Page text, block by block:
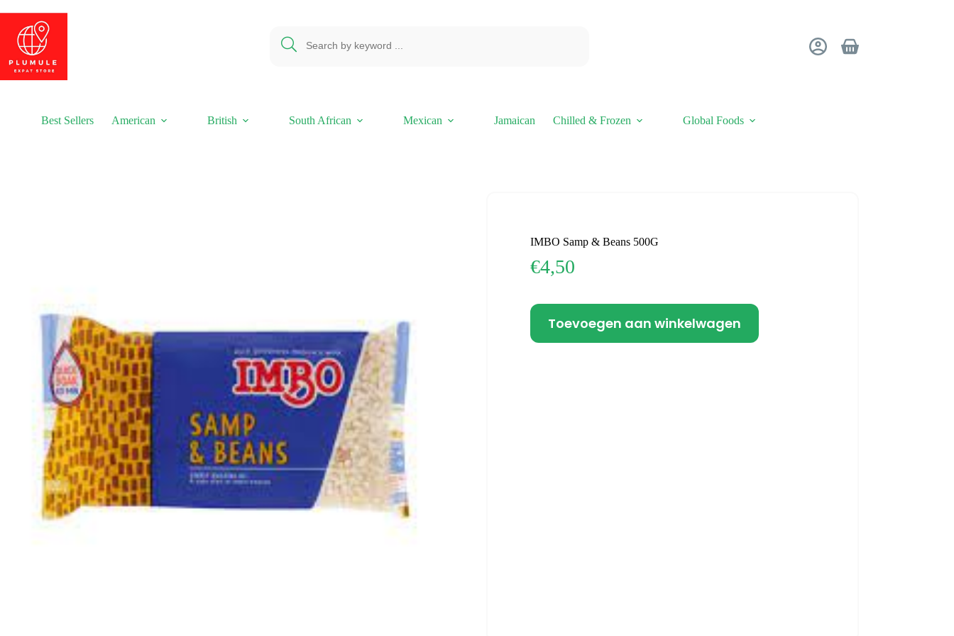
inhoud
Winkelwagen
Best Sellers American British South African Mexican Jamaican Chilled & Frozen Global Foods
IMBO Samp & Beans 500G
€4,50
Toevoegen aan winkelwagen